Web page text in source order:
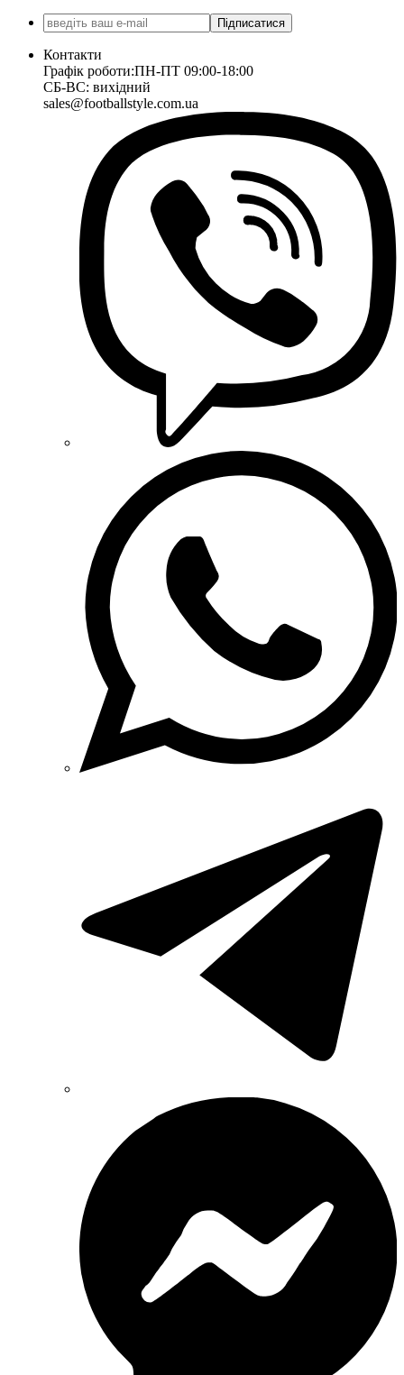
Підписатися
Контакти
Графік роботи:ПН-ПТ 09:00-18:00
СБ-ВС: вихідний
sales@footballstyle.com.ua